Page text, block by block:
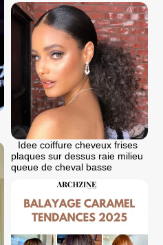
Idee coiffure cheveux frises
plaques sur dessus raie milieu
queue de cheval basse